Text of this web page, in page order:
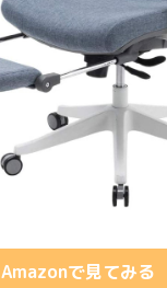
Amazonで見てみる